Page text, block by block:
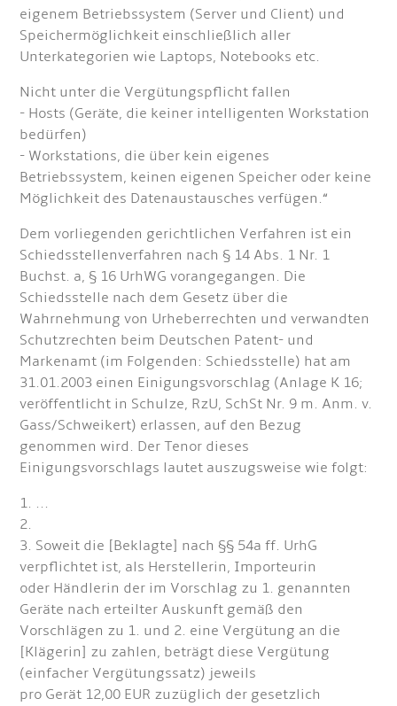
eigenem Betriebssystem (Server und Client) und
Speichermöglichkeit einschließlich aller
Unterkategorien wie Laptops, Notebooks etc.
Nicht unter die Vergütungspflicht fallen
- Hosts (Geräte, die keiner intelligenten Workstation
bedürfen)
- Workstations, die über kein eigenes
Betriebssystem, keinen eigenen Speicher oder keine
Möglichkeit des Datenaustausches verfügen.“
Dem vorliegenden gerichtlichen Verfahren ist ein
Schiedsstellenverfahren nach § 14 Abs. 1 Nr. 1
Buchst. a, § 16 UrhWG vorangegangen. Die
Schiedsstelle nach dem Gesetz über die
Wahrnehmung von Urheberrechten und verwandten
Schutzrechten beim Deutschen Patent- und
Markenamt (im Folgenden: Schiedsstelle) hat am
31.01.2003 einen Einigungsvorschlag (Anlage K 16;
veröffentlicht in Schulze, RzU, SchSt Nr. 9 m. Anm. v.
Gass/Schweikert) erlassen, auf den Bezug
genommen wird. Der Tenor dieses
Einigungsvorschlags lautet auszugsweise wie folgt:
1. ...
2.
3. Soweit die [Beklagte] nach §§ 54a ff. UrhG
verpflichtet ist, als Herstellerin, Importeurin
oder Händlerin der im Vorschlag zu 1. genannten
Geräte nach erteilter Auskunft gemäß den
Vorschlägen zu 1. und 2. eine Vergütung an die
[Klägerin] zu zahlen, beträgt diese Vergütung
(einfacher Vergütungssatz) jeweils
pro Gerät 12,00 EUR zuzüglich der gesetzlich